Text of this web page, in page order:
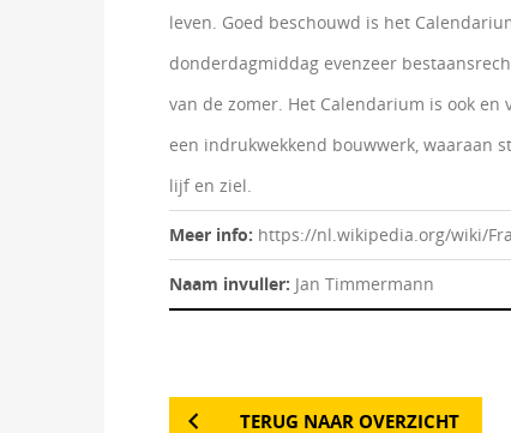
leven. Goed beschouwd is het
donderdagmiddag evenzeer
van de zomer. Het Calendarium is ook
een indrukwekkend bouwwerk, waaraan
lijf en ziel.
Meer info: https://nl.wikipedia.org/wiki/
Naam invuller: Jan Timmermann
TERUG NAAR OVERZICHT